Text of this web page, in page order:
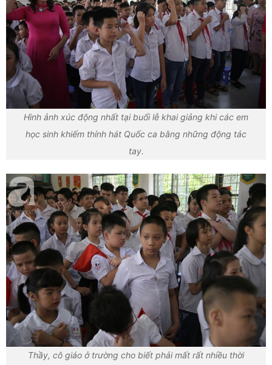
Hình ảnh xúc động nhất tại buổi lễ khai giảng khi các em
học sinh khiếm thính hát Quốc ca bằng những động tác
tay.
Thầy, cô giáo ở trường cho biết phải mất rất nhiều thời